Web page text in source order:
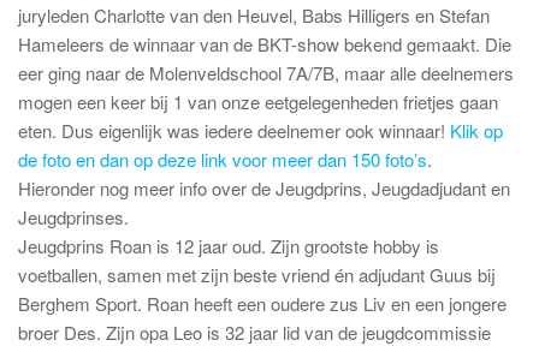
juryleden Charlotte van den Heuvel, Babs Hilligers en Stefan
Hameleers de winnaar van de BKT-show bekend gemaakt. Die
eer ging naar de Molenveldschool 7A/7B, maar alle deelnemers
mogen een keer bij 1 van onze eetgelegenheden frietjes gaan
eten. Dus eigenlijk was iedere deelnemer ook winnaar! Klik op
de foto en dan op deze link voor meer dan 150 foto’s.
Hieronder nog meer info over de Jeugdprins, Jeugdadjudant en
Jeugdprinses.
Jeugdprins Roan is 12 jaar oud. Zijn grootste hobby is
voetballen, samen met zijn beste vriend én adjudant Guus bij
Berghem Sport. Roan heeft een oudere zus Liv en een jongere
broer Des. Zijn opa Leo is 32 jaar lid van de jeugdcommissie